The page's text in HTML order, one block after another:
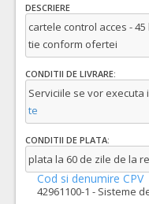
DESCRIERE
cartele control acces -
tie conform ofertei
CONDITII DE LIVRARE:
Serviciile se vor executa
te
CONDITII DE PLATA:
plata la 60 de zile de la
Cod si denumire CPV
42961100-1 - Sisteme